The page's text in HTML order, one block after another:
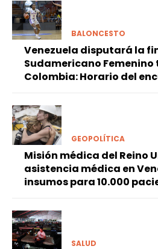
BALONCESTO
Venezuela disputará la
Sudamericano Femenino
Colombia: Horario del
GEOPOLÍTICA
Misión médica del Reino
asistencia médica en
insumos para 10.000
SALUD